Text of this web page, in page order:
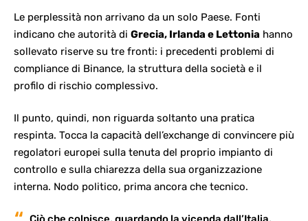
Le perplessità non arrivano da un solo Paese. Fonti
indicano che autorità di Grecia, Irlanda e Lettonia hanno
sollevato riserve su tre fronti: i precedenti problemi di
compliance di Binance, la struttura della società e il
profilo di rischio complessivo.
Il punto, quindi, non riguarda soltanto una pratica
respinta. Tocca la capacità dell’exchange di convincere più
regolatori europei sulla tenuta del proprio impianto di
controllo e sulla chiarezza della sua organizzazione
interna. Nodo politico, prima ancora che tecnico.